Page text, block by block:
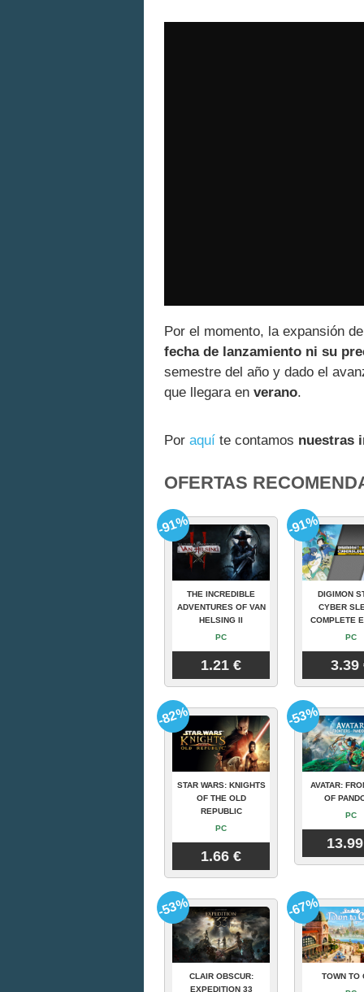
Por el momento, la expansión
fecha de lanzamiento ni su
semestre del año y dado el
que llegara en verano.
Por aquí te contamos nuestras
OFERTAS
THE INCREDIBLE
ADVENTURES OF VAN
HELSING II
PC
1.21 €
-91%
DIGIMON
CYBER
COMPLETE
PC
3.39
-91%
STAR WARS: KNIGHTS
OF THE OLD
REPUBLIC
PC
1.66 €
-82%
AVATAR:
OF
PC
-53%
CLAIR OBSCUR:
EXPEDITION 33
-53%
TOWN TO
-67%